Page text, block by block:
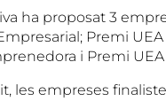
ha proposat 3
Premi
i Premi
les empreses